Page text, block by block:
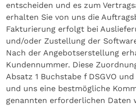
entscheiden und es zum
erhalten Sie von uns die
Fakturierung erfolgt bei
und/oder Zustellung der
Nach der Angebotserstellung
Kundennummer. Diese
Absatz 1 Buchstabe f DSGVO
und uns eine bestmögliche
genannten erforderlichen Daten